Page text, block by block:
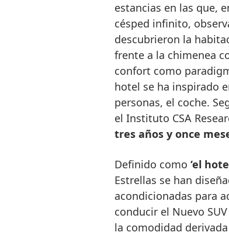
estancias en las que,
césped infinito,
descubrieron la
frente a la chimenea
confort como
hotel se ha inspirado
personas, el coche.
el Instituto CSA
tres años y once
Definido como ‘el
Estrellas se han
acondicionadas para
conducir el Nuevo
la comodidad